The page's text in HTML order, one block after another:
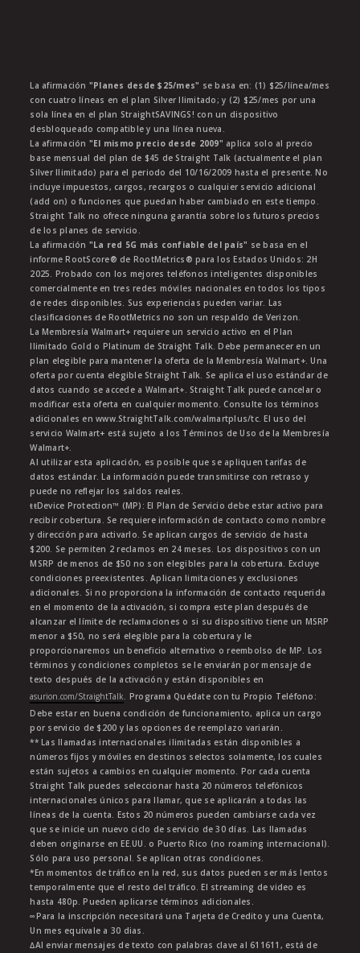
La afirmación "Planes desde $25/mes" se basa en: (1) $25/línea/mes
con cuatro líneas en el plan Silver Ilimitado; y (2) $25/mes por una
sola línea en el plan StraightSAVINGS! con un dispositivo
desbloqueado compatible y una línea nueva.
La afirmación "El mismo precio desde 2009" aplica solo al precio
base mensual del plan de $45 de Straight Talk (actualmente el plan
Silver Ilimitado) para el periodo del 10/16/2009 hasta el presente. No
incluye impuestos, cargos, recargos o cualquier servicio adicional
(add on) o funciones que puedan haber cambiado en este tiempo.
Straight Talk no ofrece ninguna garantía sobre los futuros precios
de los planes de servicio.
La afirmación "La red 5G más confiable del país" se basa en el
informe RootScore® de RootMetrics® para los Estados Unidos: 2H
2025. Probado con los mejores teléfonos inteligentes disponibles
comercialmente en tres redes móviles nacionales en todos los tipos
de redes disponibles. Sus experiencias pueden variar. Las
clasificaciones de RootMetrics no son un respaldo de Verizon.
La Membresía Walmart+ requiere un servicio activo en el Plan
Ilimitado Gold o Platinum de Straight Talk. Debe permanecer en un
plan elegible para mantener la oferta de la Membresía Walmart+. Una
oferta por cuenta elegible Straight Talk. Se aplica el uso estándar de
datos cuando se accede a Walmart+. Straight Talk puede cancelar o
modificar esta oferta en cualquier momento. Consulte los términos
adicionales en www.StraightTalk.com/walmartplus/tc. El uso del
servicio Walmart+ está sujeto a los Términos de Uso de la Membresía
Walmart+.
Al utilizar esta aplicación, es posible que se apliquen tarifas de
datos estándar. La información puede transmitirse con retraso y
puede no reflejar los saldos reales.
ŧŧDevice Protection™ (MP): El Plan de Servicio debe estar activo para
recibir cobertura. Se requiere información de contacto como nombre
y dirección para activarlo. Se aplican cargos de servicio de hasta
$200. Se permiten 2 reclamos en 24 meses. Los dispositivos con un
MSRP de menos de $50 no son elegibles para la cobertura. Excluye
condiciones preexistentes. Aplican limitaciones y exclusiones
adicionales. Si no proporciona la información de contacto requerida
en el momento de la activación, si compra este plan después de
alcanzar el límite de reclamaciones o si su dispositivo tiene un MSRP
menor a $50, no será elegible para la cobertura y le
proporcionaremos un beneficio alternativo o reembolso de MP. Los
términos y condiciones completos se le enviarán por mensaje de
texto después de la activación y están disponibles en
asurion.com/StraightTalk. Programa Quédate con tu Propio Teléfono:
Debe estar en buena condición de funcionamiento, aplica un cargo
por servicio de $200 y las opciones de reemplazo variarán.
** Las llamadas internacionales ilimitadas están disponibles a
números fijos y móviles en destinos selectos solamente, los cuales
están sujetos a cambios en cualquier momento. Por cada cuenta
Straight Talk puedes seleccionar hasta 20 números telefónicos
internacionales únicos para llamar, que se aplicarán a todas las
líneas de la cuenta. Estos 20 números pueden cambiarse cada vez
que se inicie un nuevo ciclo de servicio de 30 días. Las llamadas
deben originarse en EE.UU. o Puerto Rico (no roaming internacional).
Sólo para uso personal. Se aplican otras condiciones.
*En momentos de tráfico en la red, sus datos pueden ser más lentos
temporalmente que el resto del tráfico. El streaming de video es
hasta 480p. Pueden aplicarse términos adicionales.
∞Para la inscripción necesitará una Tarjeta de Credito y una Cuenta,
Un mes equivale a 30 dias.
∆Al enviar mensajes de texto con palabras clave al 611611, está de